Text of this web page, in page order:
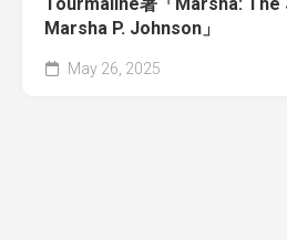
Marsha P. Johnson」
May 26, 2025